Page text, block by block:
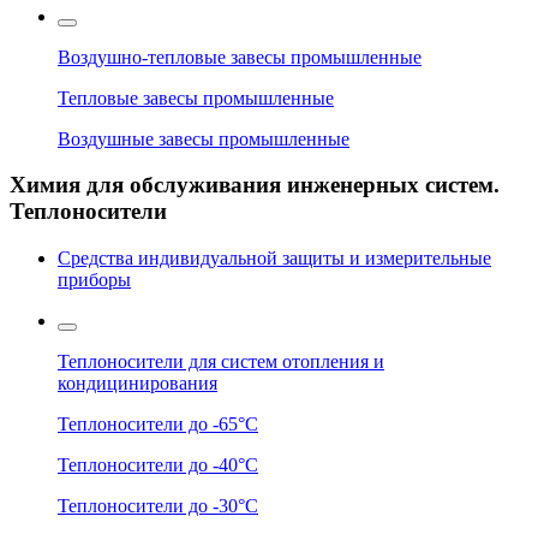
Воздушно-тепловые завесы промышленные
Тепловые завесы промышленные
Воздушные завесы промышленные
Химия для обслуживания инженерных систем.
Теплоносители
Средства индивидуальной защиты и измерительные
приборы
Теплоносители для систем отопления и
кондицинирования
Теплоносители до -65°C
Теплоносители до -40°C
Теплоносители до -30°C